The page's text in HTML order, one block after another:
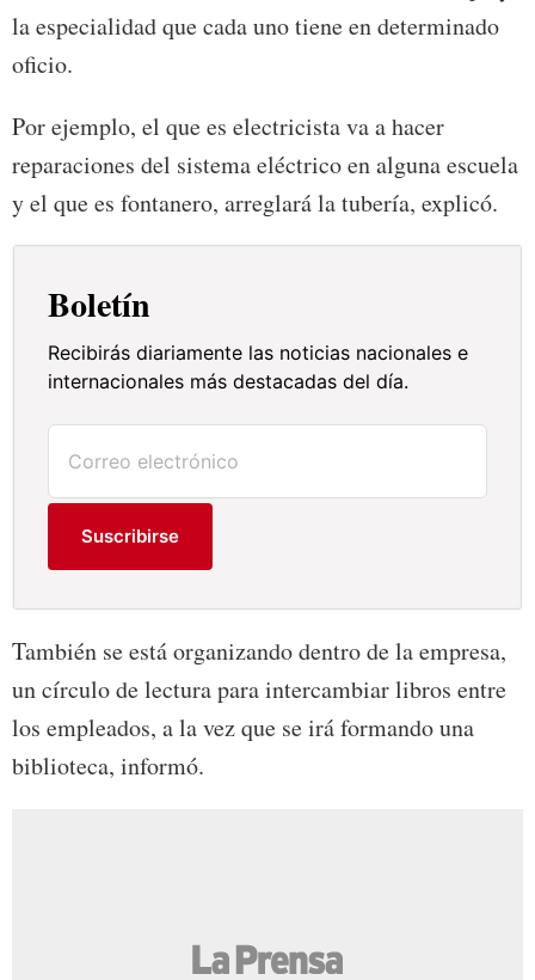
la especialidad que cada uno tiene en determinado
oficio.
Por ejemplo, el que es electricista va a hacer
reparaciones del sistema eléctrico en alguna escuela
y el que es fontanero, arreglará la tubería, explicó.
Boletín
Recibirás diariamente las noticias nacionales e
internacionales más destacadas del día.
Suscribirse
También se está organizando dentro de la empresa,
un círculo de lectura para intercambiar libros entre
los empleados, a la vez que se irá formando una
biblioteca, informó.